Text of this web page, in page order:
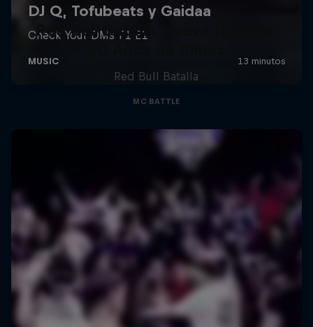
Red Bull Batalla Nueva Historia:
Red Bull Batalla
MC BATTLE